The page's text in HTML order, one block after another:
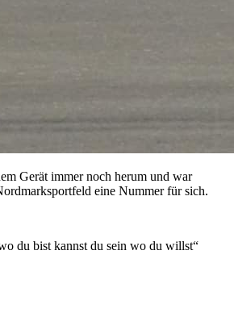
Gerät immer noch herum und war
eine Nummer für sich.
du bist kannst du sein wo du willst“